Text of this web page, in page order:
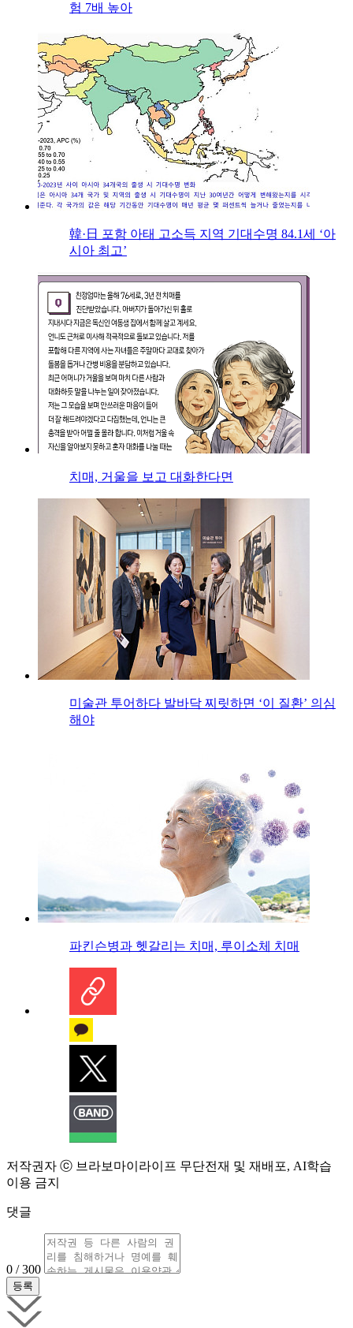
험 7배 높아
韓·日 포함 아태 고소득 지역 기대수명 84.1세 ‘아
시아 최고’
치매, 거울을 보고 대화한다면
미술관 투어하다 발바닥 찌릿하면 ‘이 질환’ 의심
해야
파킨슨병과 헷갈리는 치매, 루이소체 치매
저작권자 ⓒ 브라보마이라이프 무단전재 및 재배포, AI학습
이용 금지
댓글
0 / 300